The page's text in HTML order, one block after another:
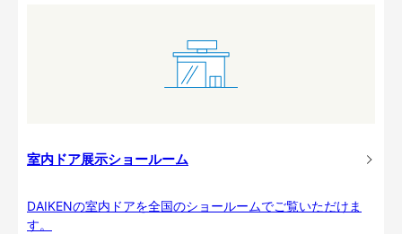
室内ドア展示ショールーム
DAIKENの室内ドアを全国のショールームでご覧いただけま
す。